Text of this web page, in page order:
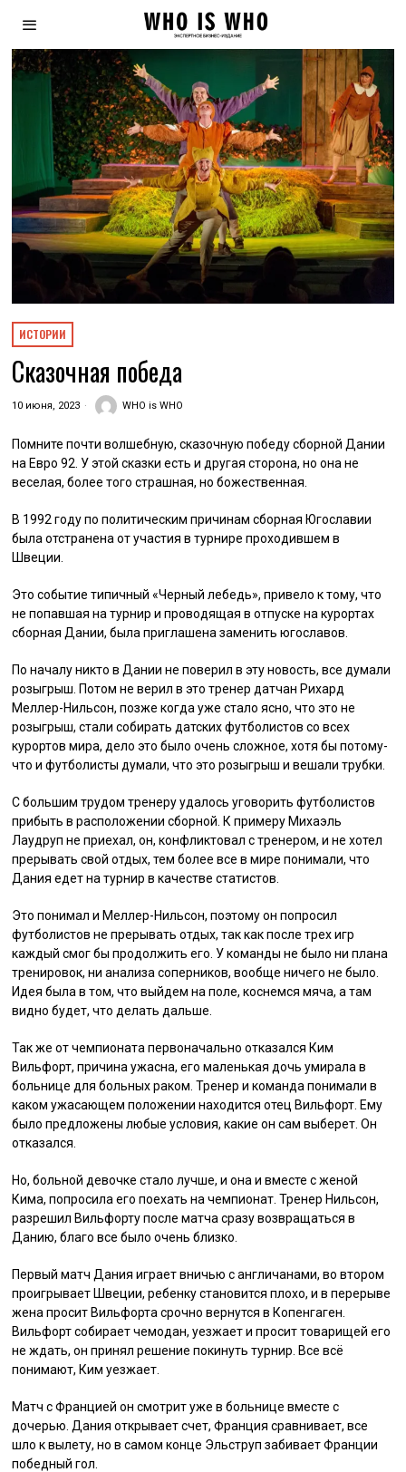
ИСТОРИИ
Сказочная победа
10 июня, 2023 WHO is WHO
Помните почти волшебную, сказочную победу сборной Дании
на Евро 92. У этой сказки есть и другая сторона, но она не
веселая, более того страшная, но божественная.
В 1992 году по политическим причинам сборная Югославии
была отстранена от участия в турнире проходившем в
Швеции.
Это событие типичный «Черный лебедь», привело к тому, что
не попавшая на турнир и проводящая в отпуске на курортах
сборная Дании, была приглашена заменить югославов.
По началу никто в Дании не поверил в эту новость, все думали
розыгрыш. Потом не верил в это тренер датчан Рихард
Меллер-Нильсон, позже когда уже стало ясно, что это не
розыгрыш, стали собирать датских футболистов со всех
курортов мира, дело это было очень сложное, хотя бы потому-
что и футболисты думали, что это розыгрыш и вешали трубки.
С большим трудом тренеру удалось уговорить футболистов
прибыть в расположении сборной. К примеру Михаэль
Лаудруп не приехал, он, конфликтовал с тренером, и не хотел
прерывать свой отдых, тем более все в мире понимали, что
Дания едет на турнир в качестве статистов.
Это понимал и Меллер-Нильсон, поэтому он попросил
футболистов не прерывать отдых, так как после трех игр
каждый смог бы продолжить его. У команды не было ни плана
тренировок, ни анализа соперников, вообще ничего не было.
Идея была в том, что выйдем на поле, коснемся мяча, а там
видно будет, что делать дальше.
Так же от чемпионата первоначально отказался Ким
Вильфорт, причина ужасна, его маленькая дочь умирала в
больнице для больных раком. Тренер и команда понимали в
каком ужасающем положении находится отец Вильфорт. Ему
было предложены любые условия, какие он сам выберет. Он
отказался.
Но, больной девочке стало лучше, и она и вместе с женой
Кима, попросила его поехать на чемпионат. Тренер Нильсон,
разрешил Вильфорту после матча сразу возвращаться в
Данию, благо все было очень близко.
Первый матч Дания играет вничью с англичанами, во втором
проигрывает Швеции, ребенку становится плохо, и в перерыве
жена просит Вильфорта срочно вернутся в Копенгаген.
Вильфорт собирает чемодан, уезжает и просит товарищей его
не ждать, он принял решение покинуть турнир. Все всё
понимают, Ким уезжает.
Матч с Францией он смотрит уже в больнице вместе с
дочерью. Дания открывает счет, Франция сравнивает, все
шло к вылету, но в самом конце Эльструп забивает Франции
победный гол.